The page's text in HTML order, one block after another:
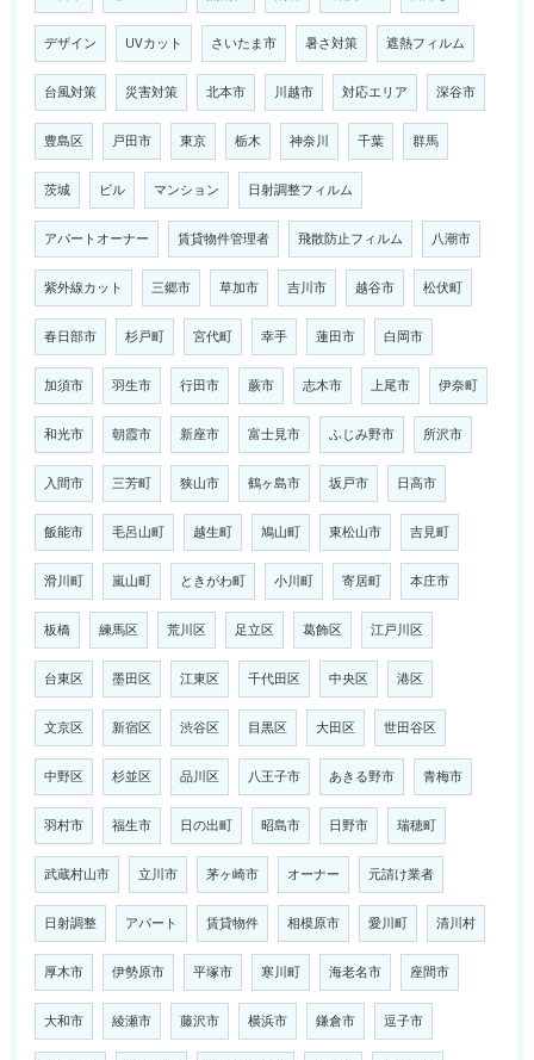
デザイン UVカット さいたま市 暑さ対策 遮熱フィルム
台風対策 災害対策 北本市 川越市 対応エリア 深谷市
豊島区 戸田市 東京 栃木 神奈川 千葉 群馬
茨城 ビル マンション 日射調整フィルム
アパートオーナー 賃貸物件管理者 飛散防止フィルム 八潮市
紫外線カット 三郷市 草加市 吉川市 越谷市 松伏町
春日部市 杉戸町 宮代町 幸手 蓮田市 白岡市
加須市 羽生市 行田市 蕨市 志木市 上尾市 伊奈町
和光市 朝霞市 新座市 富士見市 ふじみ野市 所沢市
入間市 三芳町 狭山市 鶴ヶ島市 坂戸市 日高市
飯能市 毛呂山町 越生町 鳩山町 東松山市 吉見町
滑川町 嵐山町 ときがわ町 小川町 寄居町 本庄市
板橋 練馬区 荒川区 足立区 葛飾区 江戸川区
台東区 墨田区 江東区 千代田区 中央区 港区
文京区 新宿区 渋谷区 目黒区 大田区 世田谷区
中野区 杉並区 品川区 八王子市 あきる野市 青梅市
羽村市 福生市 日の出町 昭島市 日野市 瑞穂町
武蔵村山市 立川市 茅ヶ崎市 オーナー 元請け業者
日射調整 アパート 賃貸物件 相模原市 愛川町 清川村
厚木市 伊勢原市 平塚市 寒川町 海老名市 座間市
大和市 綾瀬市 藤沢市 横浜市 鎌倉市 逗子市